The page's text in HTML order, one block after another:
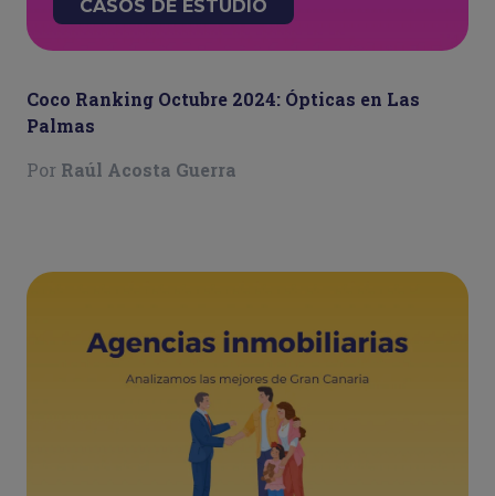
CASOS DE ESTUDIO
Coco Ranking Octubre 2024: Ópticas en Las
Palmas
Por Raúl Acosta Guerra